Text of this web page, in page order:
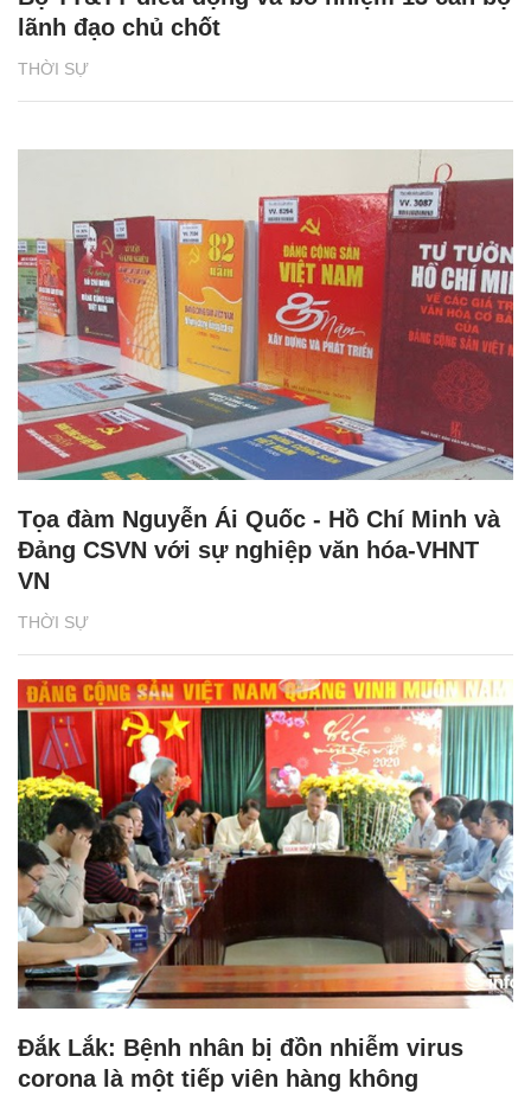
THỜI SỰ
lãnh đạo chủ chốt
THỜI SỰ
Tọa đàm Nguyễn Ái Quốc - Hồ Chí Minh và
Đảng CSVN với sự nghiệp văn hóa-VHNT
VN
Đắk Lắk: Bệnh nhân bị đồn nhiễm virus
corona là một tiếp viên hàng không